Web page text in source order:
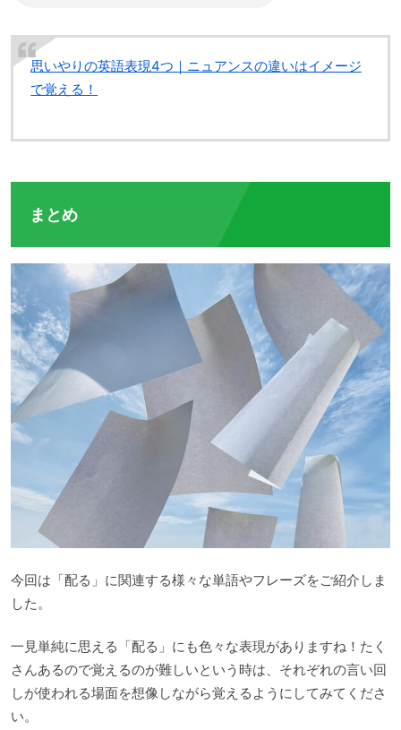
思いやりの英語表現4つ｜ニュアンスの違いはイメージ
で覚える！
まとめ
今回は「配る」に関連する様々な単語やフレーズをご紹介しま
した。
一見単純に思える「配る」にも色々な表現がありますね！たく
さんあるので覚えるのが難しいという時は、それぞれの言い回
しが使われる場面を想像しながら覚えるようにしてみてくださ
い。